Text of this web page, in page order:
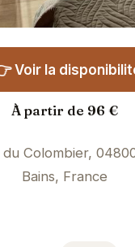
Voir la
À partir de 96 €
du Colombier,
Bains, France